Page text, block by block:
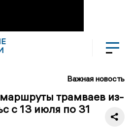
Важная новость
трамваев из-
с 13 июля по 31